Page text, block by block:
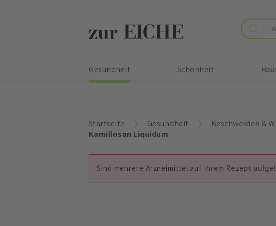
Gesundheit Schönheit
Startseite Gesundheit Beschwerden &
Kamillosan Liquidum
Sind mehrere Arzneimittel auf Ihrem Rezept